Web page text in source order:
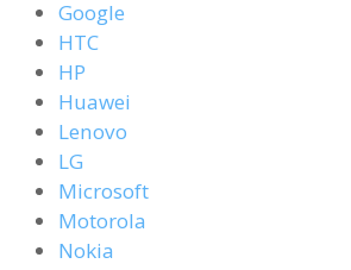
Google
HTC
HP
Huawei
Lenovo
LG
Microsoft
Motorola
Nokia